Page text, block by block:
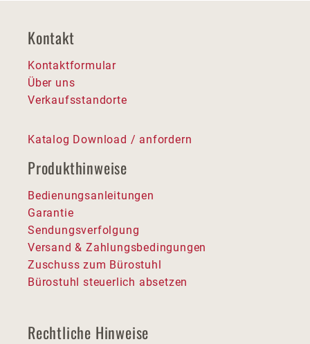
Kontakt
Kontaktformular
Über uns
Verkaufsstandorte
Katalog Download / anfordern
Produkthinweise
Bedienungsanleitungen
Garantie
Sendungsverfolgung
Versand & Zahlungsbedingungen
Zuschuss zum Bürostuhl
Bürostuhl steuerlich absetzen
Rechtliche Hinweise